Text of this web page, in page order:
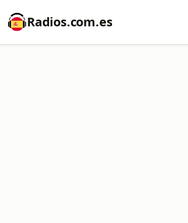
Radios.com.es